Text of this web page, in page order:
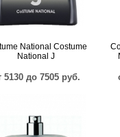
National Costume
National J
5130 до 7505 руб.